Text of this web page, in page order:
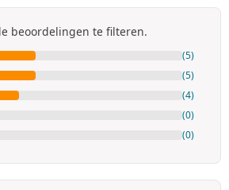
beoordelingen te filteren.
(5)
(5)
(4)
(0)
(0)